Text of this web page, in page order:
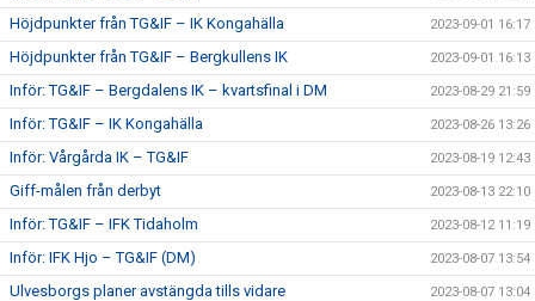
Höjdpunkter från TG&IF – IK Kongahälla 2023-09-01 16:17
Höjdpunkter från TG&IF – Bergkullens IK 2023-09-01 16:13
Inför: TG&IF – Bergdalens IK – kvartsfinal i DM 2023-08-29 21:59
Inför: TG&IF – IK Kongahälla 2023-08-26 13:26
Inför: Vårgårda IK – TG&IF 2023-08-19 12:43
Giff-målen från derbyt 2023-08-13 22:10
Inför: TG&IF – IFK Tidaholm 2023-08-12 11:19
Inför: IFK Hjo – TG&IF (DM) 2023-08-07 13:54
Ulvesborgs planer avstängda tills vidare 2023-08-07 13:04